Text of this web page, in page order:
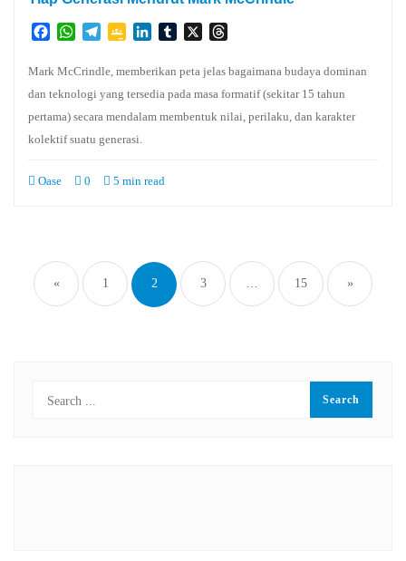
FacebookWhatsApp
TelegramGoogleLinkedInTumblr
X
Mark McCrindle, memberikan peta jelas bagaimana budaya dominan
dan teknologi yang tersedia pada masa formatif (sekitar 15 tahun
pertama) secara mendalam membentuk nilai, perilaku, dan karakter
kolektif suatu generasi.
Oase 0 5 min read
pos
« 1 2 3 15 »